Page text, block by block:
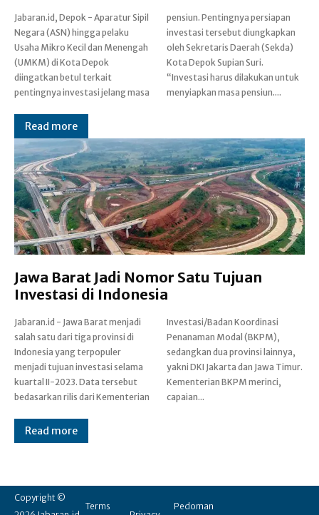
Jabaran.id, Depok - Aparatur Sipil
Negara (ASN) hingga pelaku
Usaha Mikro Kecil dan Menengah
(UMKM) di Kota Depok
diingatkan betul terkait
pentingnya investasi jelang masa
pensiun. Pentingnya persiapan
investasi tersebut diungkapkan
oleh Sekretaris Daerah (Sekda)
Kota Depok Supian Suri.
“Investasi harus dilakukan untuk
menyiapkan masa pensiun....
Read more
Jawa Barat Jadi Nomor Satu Tujuan
Investasi di Indonesia
Jabaran.id - Jawa Barat menjadi
salah satu dari tiga provinsi di
Indonesia yang terpopuler
menjadi tujuan investasi selama
kuartal II-2023. Data tersebut
bedasarkan rilis dari Kementerian
Investasi/Badan Koordinasi
Penanaman Modal (BKPM),
sedangkan dua provinsi lainnya,
yakni DKI Jakarta dan Jawa Timur.
Kementerian BKPM merinci,
capaian...
Read more
Copyright ©
Terms
Pedoman